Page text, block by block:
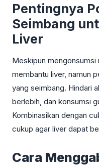
Pentingnya
Seimbang
Liver
Meskipun mengonsumsi
membantu liver, namun
yang seimbang. Hindari
berlebih, dan konsumsi
Kombinasikan dengan
cukup agar liver dapat
Cara